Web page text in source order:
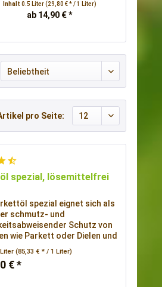
Inhalt 0.5 Liter(29,80 € * / 1 Liter)
ab 14,90 € *
pro Seite:
spezial, lösemittelfrei
spezial eignet sich als
schmutz- und
Schutz von
wie Parkett oder Dielen und
im
Liter(85,33 € * / 1 Liter)
€ *